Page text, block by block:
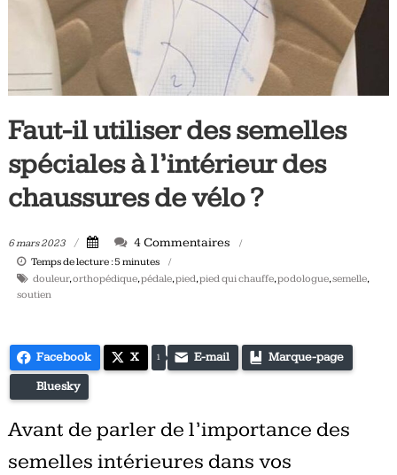
votre
actualité
vélo
et
triathlon
Faut-il utiliser des semelles
spéciales à l’intérieur des
chaussures de vélo ?
6 mars 2023 4 Commentaires
Temps de lecture : 5 minutes
douleur,orthopédique,pédale,pied,pied qui chauffe,podologue,semelle,
soutien
Facebook X 1 E-mail Marque-page
Bluesky
Avant de parler de l’importance des
semelles intérieures dans vos